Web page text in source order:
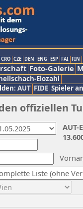
CRO CZE DEN ENG ESP FAI FIN
Foto-Galerie
Elozahl
AUT FIDE Spieler
offiziellen
AUT-